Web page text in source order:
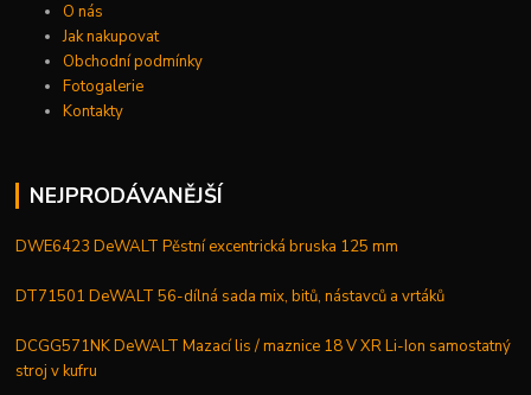
O nás
Jak nakupovat
Obchodní podmínky
Fotogalerie
Kontakty
NEJPRODÁVANĚJŠÍ
DWE6423 DeWALT Pěstní excentrická bruska 125 mm
DT71501 DeWALT 56-dílná sada mix, bitů, nástavců a vrtáků
DCGG571NK DeWALT Mazací lis / maznice 18 V XR Li-Ion samostatný
stroj v kufru